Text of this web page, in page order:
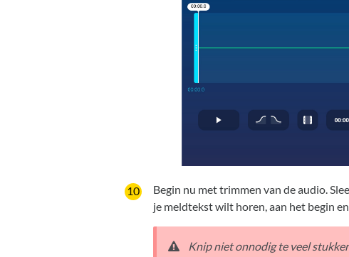
Begin nu met trimmen van de audio.
je meldtekst wilt horen, aan het begin
Knip niet onnodig te veel